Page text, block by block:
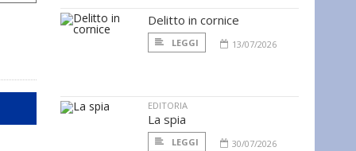
Delitto in cornice
LEGGI 13/07/2026
EDITORIA
La spia
LEGGI 30/07/2026